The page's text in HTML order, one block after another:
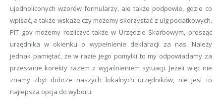
ujednoliconych wzorów formularzy, ale także podpowie, gdzie co
wpisać, a także wskaże czy możemy skorzystać z ulg podatkowych.
PIT gov możemy rozliczyć także w Urzędzie Skarbowym, prosząc
urzędnika w okienku o wypełnienie deklaracji za nas. Należy
jednak pamiętać, że w razie jego pomyłki to my odpowiadamy za
przesłanie korekty razem z wyjaśnieniem sytuacji. Jeżeli więc nie
znamy zbyt dobrze naszych lokalnych urzędników, nie jest to
najlepsza opcja do wyboru.